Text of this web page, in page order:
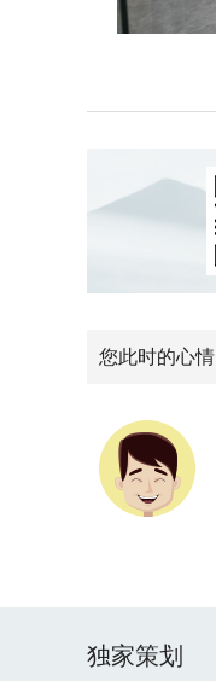
您此时的心情
独家策划